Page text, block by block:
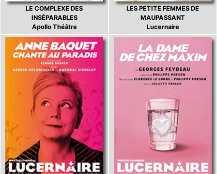
LE COMPLEXE DES
INSÉPARABLES
Apollo Théâtre
LES PETITE FEMMES DE
MAUPASSANT
Lucernaire